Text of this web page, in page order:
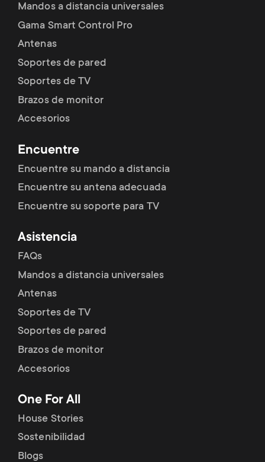
Mandos a distancia universales
Gama Smart Control Pro
Antenas
Soportes de pared
Soportes de TV
Brazos de monitor
Accesorios
Encuentre
Encuentre su mando a distancia
Encuentre su antena adecuada
Encuentre su soporte para TV
Asistencia
FAQs
Mandos a distancia universales
Antenas
Soportes de TV
Soportes de pared
Brazos de monitor
Accesorios
One For All
House Stories
Sostenibilidad
Blogs